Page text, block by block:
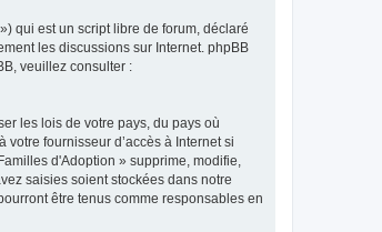
qui est un script libre de forum, déclaré
les discussions sur Internet. phpBB
veuillez consulter :
les lois de votre pays, du pays où
fournisseur d’accès à Internet si
d'Adoption » supprime, modifie,
saisies soient stockées dans notre
être tenus comme responsables en